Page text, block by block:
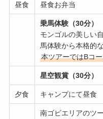
昼食 昼食お弁当
乗馬体験（30分）
モンゴルの美しい
馬体験から本格的
本ツアーではBコ
星空観賞（30分）
夕食 キャンプにて昼食
南ゴビエリアのツ